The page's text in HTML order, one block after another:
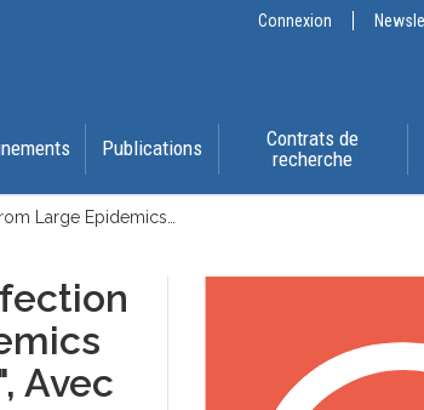
Connexion
Publications
Contrats de
recherche
Large Epidemics…
Avec